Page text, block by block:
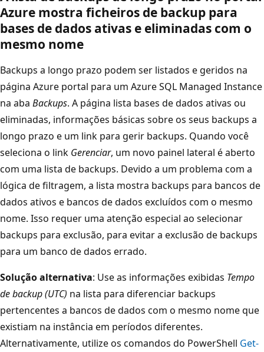
Azure mostra ficheiros de backup para
bases de dados ativas e eliminadas com o
mesmo nome
Backups a longo prazo podem ser listados e geridos na
página Azure portal para um Azure SQL Managed Instance
na aba Backups. A página lista bases de dados ativas ou
eliminadas, informações básicas sobre os seus backups a
longo prazo e um link para gerir backups. Quando você
seleciona o link Gerenciar, um novo painel lateral é aberto
com uma lista de backups. Devido a um problema com a
lógica de filtragem, a lista mostra backups para bancos de
dados ativos e bancos de dados excluídos com o mesmo
nome. Isso requer uma atenção especial ao selecionar
backups para exclusão, para evitar a exclusão de backups
para um banco de dados errado.
Solução alternativa: Use as informações exibidas Tempo
de backup (UTC) na lista para diferenciar backups
pertencentes a bancos de dados com o mesmo nome que
existiam na instância em períodos diferentes.
Alternativamente, utilize os comandos do PowerShell Get-